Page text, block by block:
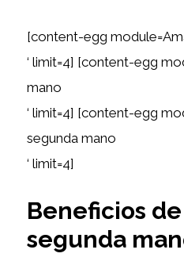
[content-egg
‘ limit=4] [content-egg
mano
‘ limit=4] [content-egg
segunda mano
‘ limit=4]
Beneficios
segunda